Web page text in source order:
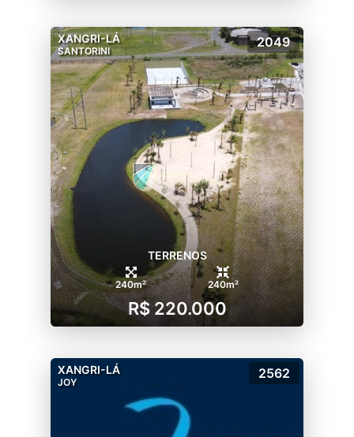
XANGRI-LÁ
SANTORINI
2049
TERRENOS
240m² 240m²
R$ 220.000
XANGRI-LÁ
JOY
2562